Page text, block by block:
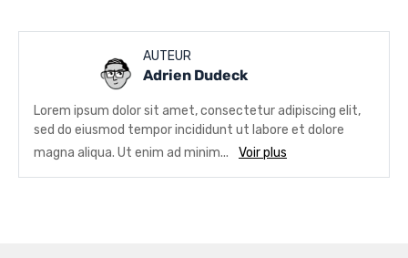
AUTEUR
Adrien Dudeck
Lorem ipsum dolor sit amet, consectetur adipiscing elit,
sed do eiusmod tempor incididunt ut labore et dolore
magna aliqua. Ut enim ad minim...
Voir plus